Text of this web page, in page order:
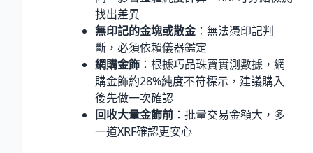
找出差異
無印記的金塊或散金：無法憑印記判
斷，必須依賴儀器鑑定
網購金飾 ：根據巧品珠寶實測數據，網
購金飾約28%純度不符標示，建議購入
後先做一次確認
回收大量金飾前 ：批量交易金額大，多
一道XRF確認更安心